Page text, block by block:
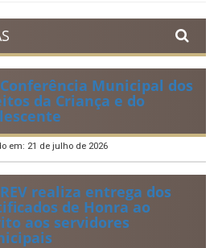
Municipal dos
da Criança e do
em: 21 de julho de 2026
realiza entrega dos
de Honra ao
aos servidores